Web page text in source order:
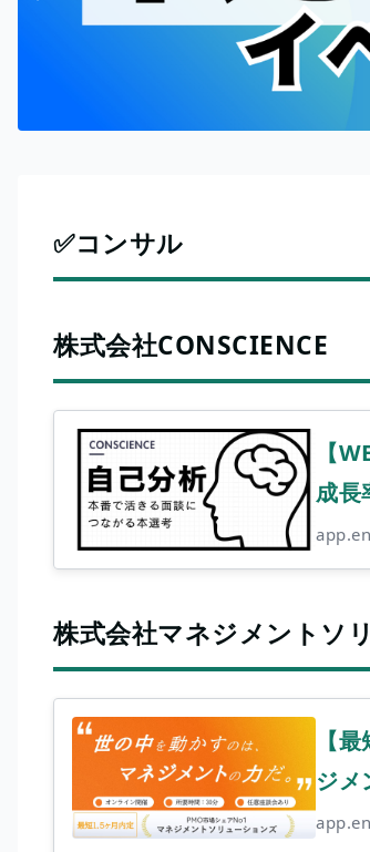
✅コンサル
株式会社CONSCIENCE
【
成長
株式会社マネジメントソ
【
ジ